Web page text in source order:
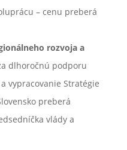
– cenu preberá
rozvoja a
dlhoročnú podporu
vypracovanie Stratégie
preberá
vlády a